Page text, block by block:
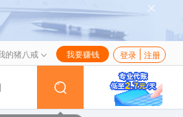
的猪八戒 我要赚钱 登录 注册